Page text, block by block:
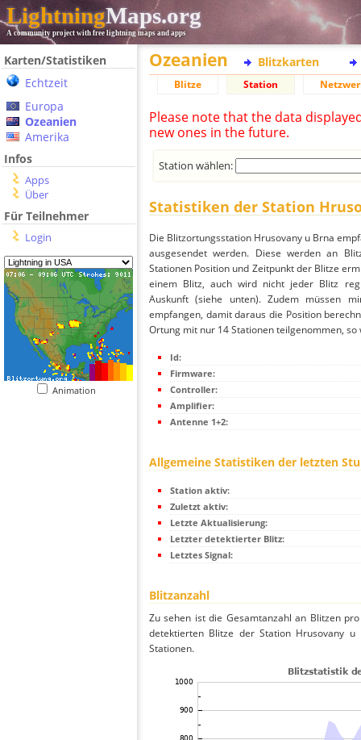
LightningMaps.org
A community project with free lightning maps and apps
Karten/Statistiken
Echtzeit
Europa
Ozeanien
Amerika
Infos
Apps
Über
Für Teilnehmer
Login
Animation
Ozeanien Blitzkarten
Blitze Station
Please note that the data
new ones in the future.
Station wählen:
Statistiken der Station
Die Blitzortungsstation Hrusovany u Brna
ausgesendet werden. Diese werden an
Stationen Position und Zeitpunkt der Blitze
einem Blitz, auch wird nicht jeder Blitz
Auskunft (siehe unten). Zudem müssen
empfangen, damit daraus die Position
Ortung mit nur 14 Stationen teilgenommen,
Id:
Firmware:
Controller:
Amplifier:
Antenne 1+2:
Allgemeine Statistiken der letzten
Station aktiv:
Zuletzt aktiv:
Letzte Aktualisierung:
Letzter detektierter Blitz:
Letztes Signal:
Blitzanzahl
Zu sehen ist die Gesamtanzahl an Blitzen
detektierten Blitze der Station Hrusovany
Stationen.